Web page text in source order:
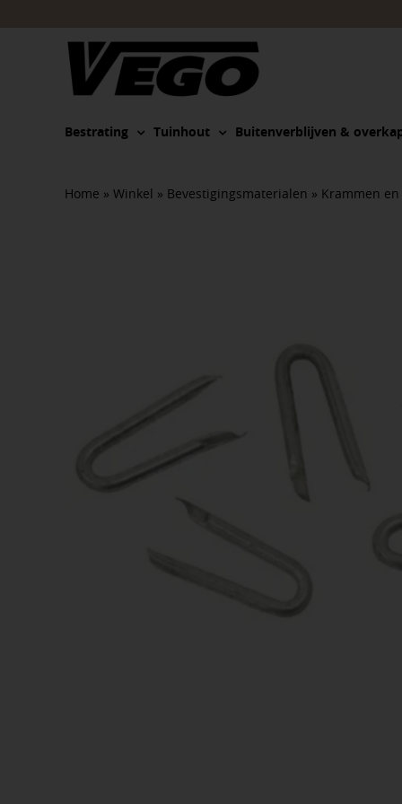
Bestrating Tuinhout Buitenverblijven &
Home » Winkel » Bevestigingsmaterialen » Krammen